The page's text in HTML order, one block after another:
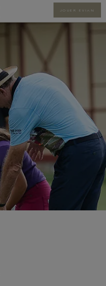
JOUER EVIAN